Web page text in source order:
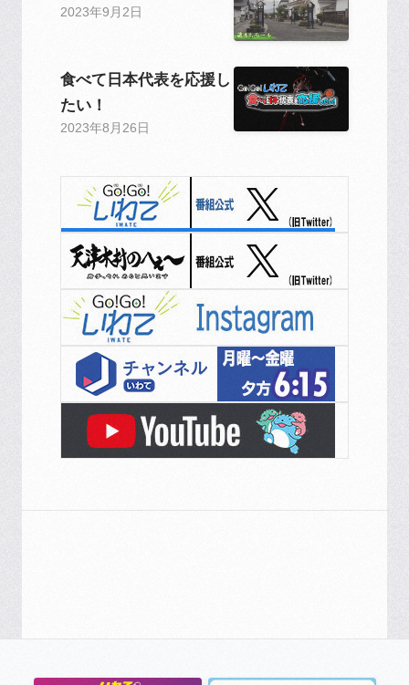
2023年9月2日
食べて日本代表を応援し
たい！
2023年8月26日